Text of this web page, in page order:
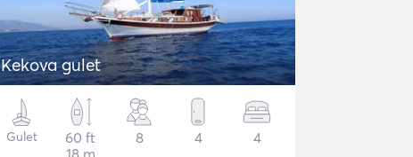
Kekova gulet
Gulet
60 ft
18 m
8 4 4